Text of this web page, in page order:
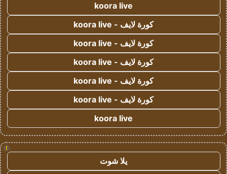
koora live
كورة لايف - koora live
كورة لايف - koora live
كورة لايف - koora live
كورة لايف - koora live
كورة لايف - koora live
koora live
!
يلا شوت